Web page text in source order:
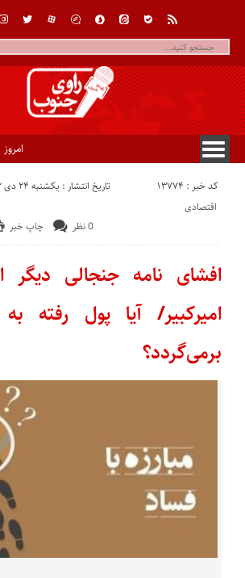
امروز :
کد خبر : 13774 تاریخ انتشار : یکشنبه ۲۴ دی ۱۴۰۲ - ۱۳:۱۵
چاپ خبر 0 نظر
اقتصادی
افشای نامه جنجالی دیگر
امیرکبیر/ آیا پول رفته
برمی‌گردد؟